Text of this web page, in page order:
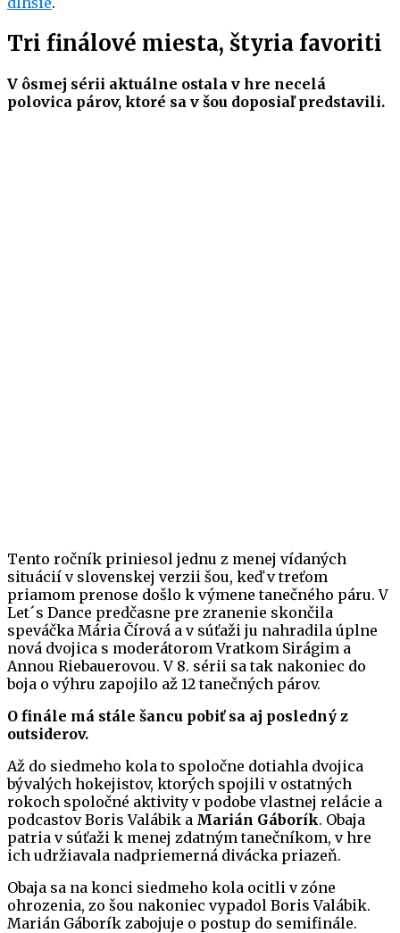
Tri finálové miesta, štyria favoriti
V ôsmej sérii aktuálne ostala v hre necelá
polovica párov, ktoré sa v šou doposiaľ predstavili.
Tento ročník priniesol jednu z menej vídaných
situácií v slovenskej verzii šou, keď v treťom
priamom prenose došlo k výmene tanečného páru. V
Let´s Dance predčasne pre zranenie skončila
speváčka Mária Čírová a v súťaži ju nahradila úplne
nová dvojica s moderátorom Vratkom Sirágim a
Annou Riebauerovou. V 8. sérii sa tak nakoniec do
boja o výhru zapojilo až 12 tanečných párov.
O finále má stále šancu pobiť sa aj posledný z
outsiderov.
Až do siedmeho kola to spoločne dotiahla dvojica
bývalých hokejistov, ktorých spojili v ostatných
rokoch spoločné aktivity v podobe vlastnej relácie a
podcastov Boris Valábik a Marián Gáborík. Obaja
patria v súťaži k menej zdatným tanečníkom, v hre
ich udržiavala nadpriemerná divácka priazeň.
Obaja sa na konci siedmeho kola ocitli v zóne
ohrozenia, zo šou nakoniec vypadol Boris Valábik.
Marián Gáborík zabojuje o postup do semifinále.